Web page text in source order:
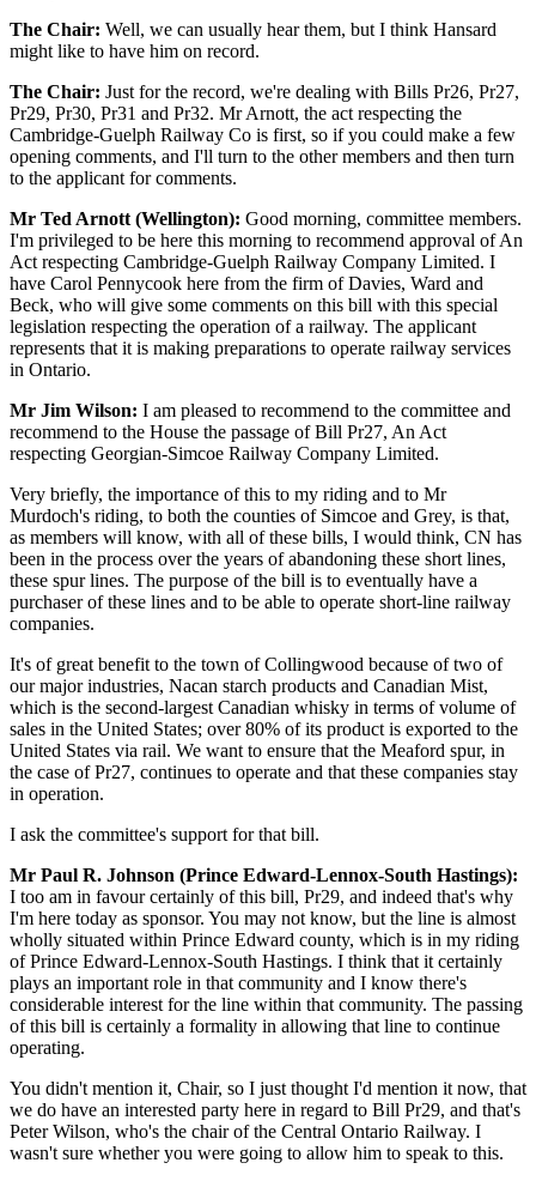
The Chair: Well, we can usually hear them, but I think Hansard
might like to have him on record.
The Chair: Just for the record, we're dealing with Bills Pr26, Pr27,
Pr29, Pr30, Pr31 and Pr32. Mr Arnott, the act respecting the
Cambridge-Guelph Railway Co is first, so if you could make a few
opening comments, and I'll turn to the other members and then turn
to the applicant for comments.
Mr Ted Arnott (Wellington): Good morning, committee members.
I'm privileged to be here this morning to recommend approval of An
Act respecting Cambridge-Guelph Railway Company Limited. I
have Carol Pennycook here from the firm of Davies, Ward and
Beck, who will give some comments on this bill with this special
legislation respecting the operation of a railway. The applicant
represents that it is making preparations to operate railway services
in Ontario.
Mr Jim Wilson: I am pleased to recommend to the committee and
recommend to the House the passage of Bill Pr27, An Act
respecting Georgian-Simcoe Railway Company Limited.
Very briefly, the importance of this to my riding and to Mr
Murdoch's riding, to both the counties of Simcoe and Grey, is that,
as members will know, with all of these bills, I would think, CN has
been in the process over the years of abandoning these short lines,
these spur lines. The purpose of the bill is to eventually have a
purchaser of these lines and to be able to operate short-line railway
companies.
It's of great benefit to the town of Collingwood because of two of
our major industries, Nacan starch products and Canadian Mist,
which is the second-largest Canadian whisky in terms of volume of
sales in the United States; over 80% of its product is exported to the
United States via rail. We want to ensure that the Meaford spur, in
the case of Pr27, continues to operate and that these companies stay
in operation.
I ask the committee's support for that bill.
Mr Paul R. Johnson (Prince Edward-Lennox-South Hastings):
I too am in favour certainly of this bill, Pr29, and indeed that's why
I'm here today as sponsor. You may not know, but the line is almost
wholly situated within Prince Edward county, which is in my riding
of Prince Edward-Lennox-South Hastings. I think that it certainly
plays an important role in that community and I know there's
considerable interest for the line within that community. The passing
of this bill is certainly a formality in allowing that line to continue
operating.
You didn't mention it, Chair, so I just thought I'd mention it now, that
we do have an interested party here in regard to Bill Pr29, and that's
Peter Wilson, who's the chair of the Central Ontario Railway. I
wasn't sure whether you were going to allow him to speak to this.